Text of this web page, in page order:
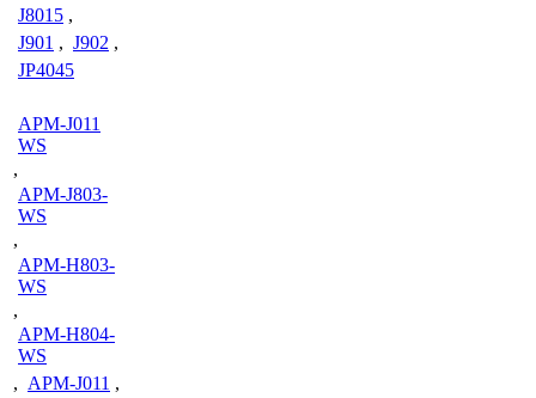
J8015 ,
J901 , J902 ,
JP4045
APM-J011
WS
,
APM-J803-
WS
,
APM-H803-
WS
,
APM-H804-
WS
, APM-J011 ,